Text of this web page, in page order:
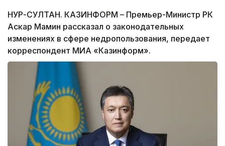
НУР-СУЛТАН. КАЗИНФОРМ – Премьер-Министр РК
Аскар Мамин рассказал о законодательных
изменениях в сфере недропользования, передает
корреспондент МИА «Казинформ».